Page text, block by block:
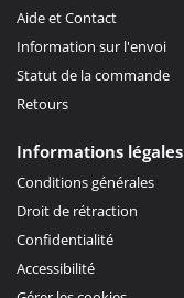
Aide et Contact
Information sur l'envoi
Statut de la commande
Retours
Informations légales
Conditions générales
Droit de rétraction
Confidentialité
Accessibilité